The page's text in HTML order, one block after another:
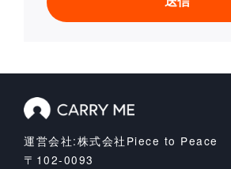
運営会社:株式会社Piece to Peace
〒102-0093